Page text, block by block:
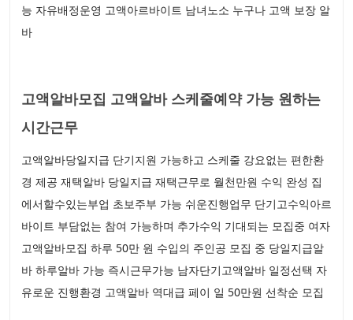
능 자유배정운영 고액아르바이트 남녀노소 누구나 고액 보장 알
바
고액알바모집 고액알바 스케줄예약 가능 원하는
시간근무
고액알바당일지급 단기지원 가능하고 스케줄 강요없는 편한환
경 제공 재택알바 당일지급 재택근무로 월천만원 수익 완성 집
에서할수있는부업 초보주부 가능 쉬운진행업무 단기고수익아르
바이트 부담없는 참여 가능하며 추가수익 기대되는 모집중 여자
고액알바모집 하루 50만 원 수입의 주인공 모집 중 당일지급알
바 하루알바 가능 즉시근무가능 남자단기고액알바 일정선택 자
유로운 진행환경 고액알바 역대급 페이 일 50만원 선착순 모집